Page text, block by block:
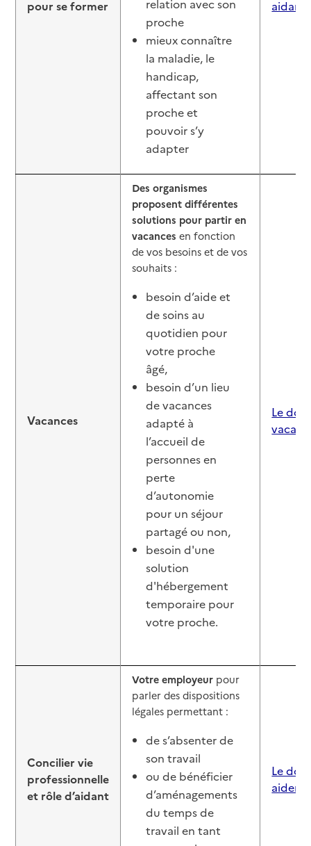
pour se former
relation avec son
proche
mieux connaître
la maladie, le
handicap,
affectant son
proche et
pouvoir s’y
adapter
Vacances
Des organismes
proposent différentes
solutions pour partir en
vacancesen fonction
de vos besoins et de vos
souhaits :
besoin d’aide et
de soins au
quotidien pour
votre proche
âgé,
besoin d’un lieu
de vacances
adapté à
l’accueil de
personnes en
perte
d’autonomie
pour un séjour
partagé ou non,
besoin d'une
solution
d'hébergement
temporaire pour
votre proche.
Le
Concilier vie
professionnelle
et rôle d’aidant
Votre employeur pour
parler des dispositions
légales permettant :
de s’absenter de
son travail
ou de bénéficier
d’aménagements
du temps de
travail en tant
Le
aider